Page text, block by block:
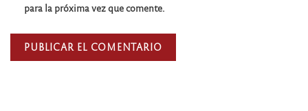
para la próxima vez que comente.